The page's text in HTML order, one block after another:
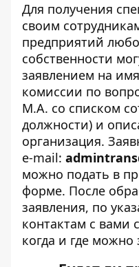
Для получения
своим
предприятий
собственности
заявлением на
комиссии по
М.А. со списком
должности) и
организация.
e-mail:
можно подать в
форме. После
заявления, по
контактам с вами
когда и где можно